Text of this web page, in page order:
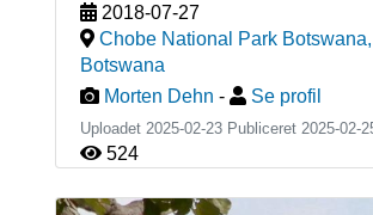
2018-07-27
Chobe National Park Botswana,
Botswana
Morten Dehn - Se profil
Uploadet 2025-02-23 Publiceret 2025-02-
524